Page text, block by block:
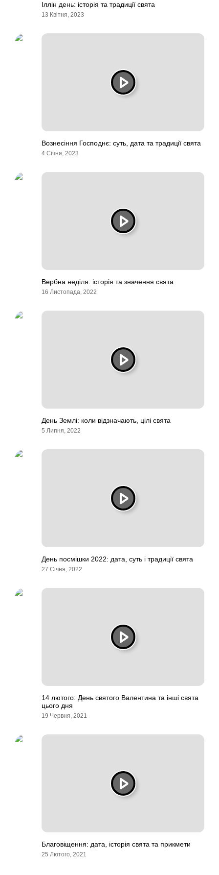
Іллін день: історія та традиції свята
13 Квітня, 2023
Вознесіння Господнє: суть, дата та традиції свята
4 Січня, 2023
Вербна неділя: історія та значення свята
16 Листопада, 2022
День Землі: коли відзначають, цілі свята
5 Липня, 2022
День посмішки 2022: дата, суть і традиції свята
27 Січня, 2022
14 лютого: День святого Валентина та інші свята
цього дня
19 Червня, 2021
Благовіщення: дата, історія свята та прикмети
25 Лютого, 2021